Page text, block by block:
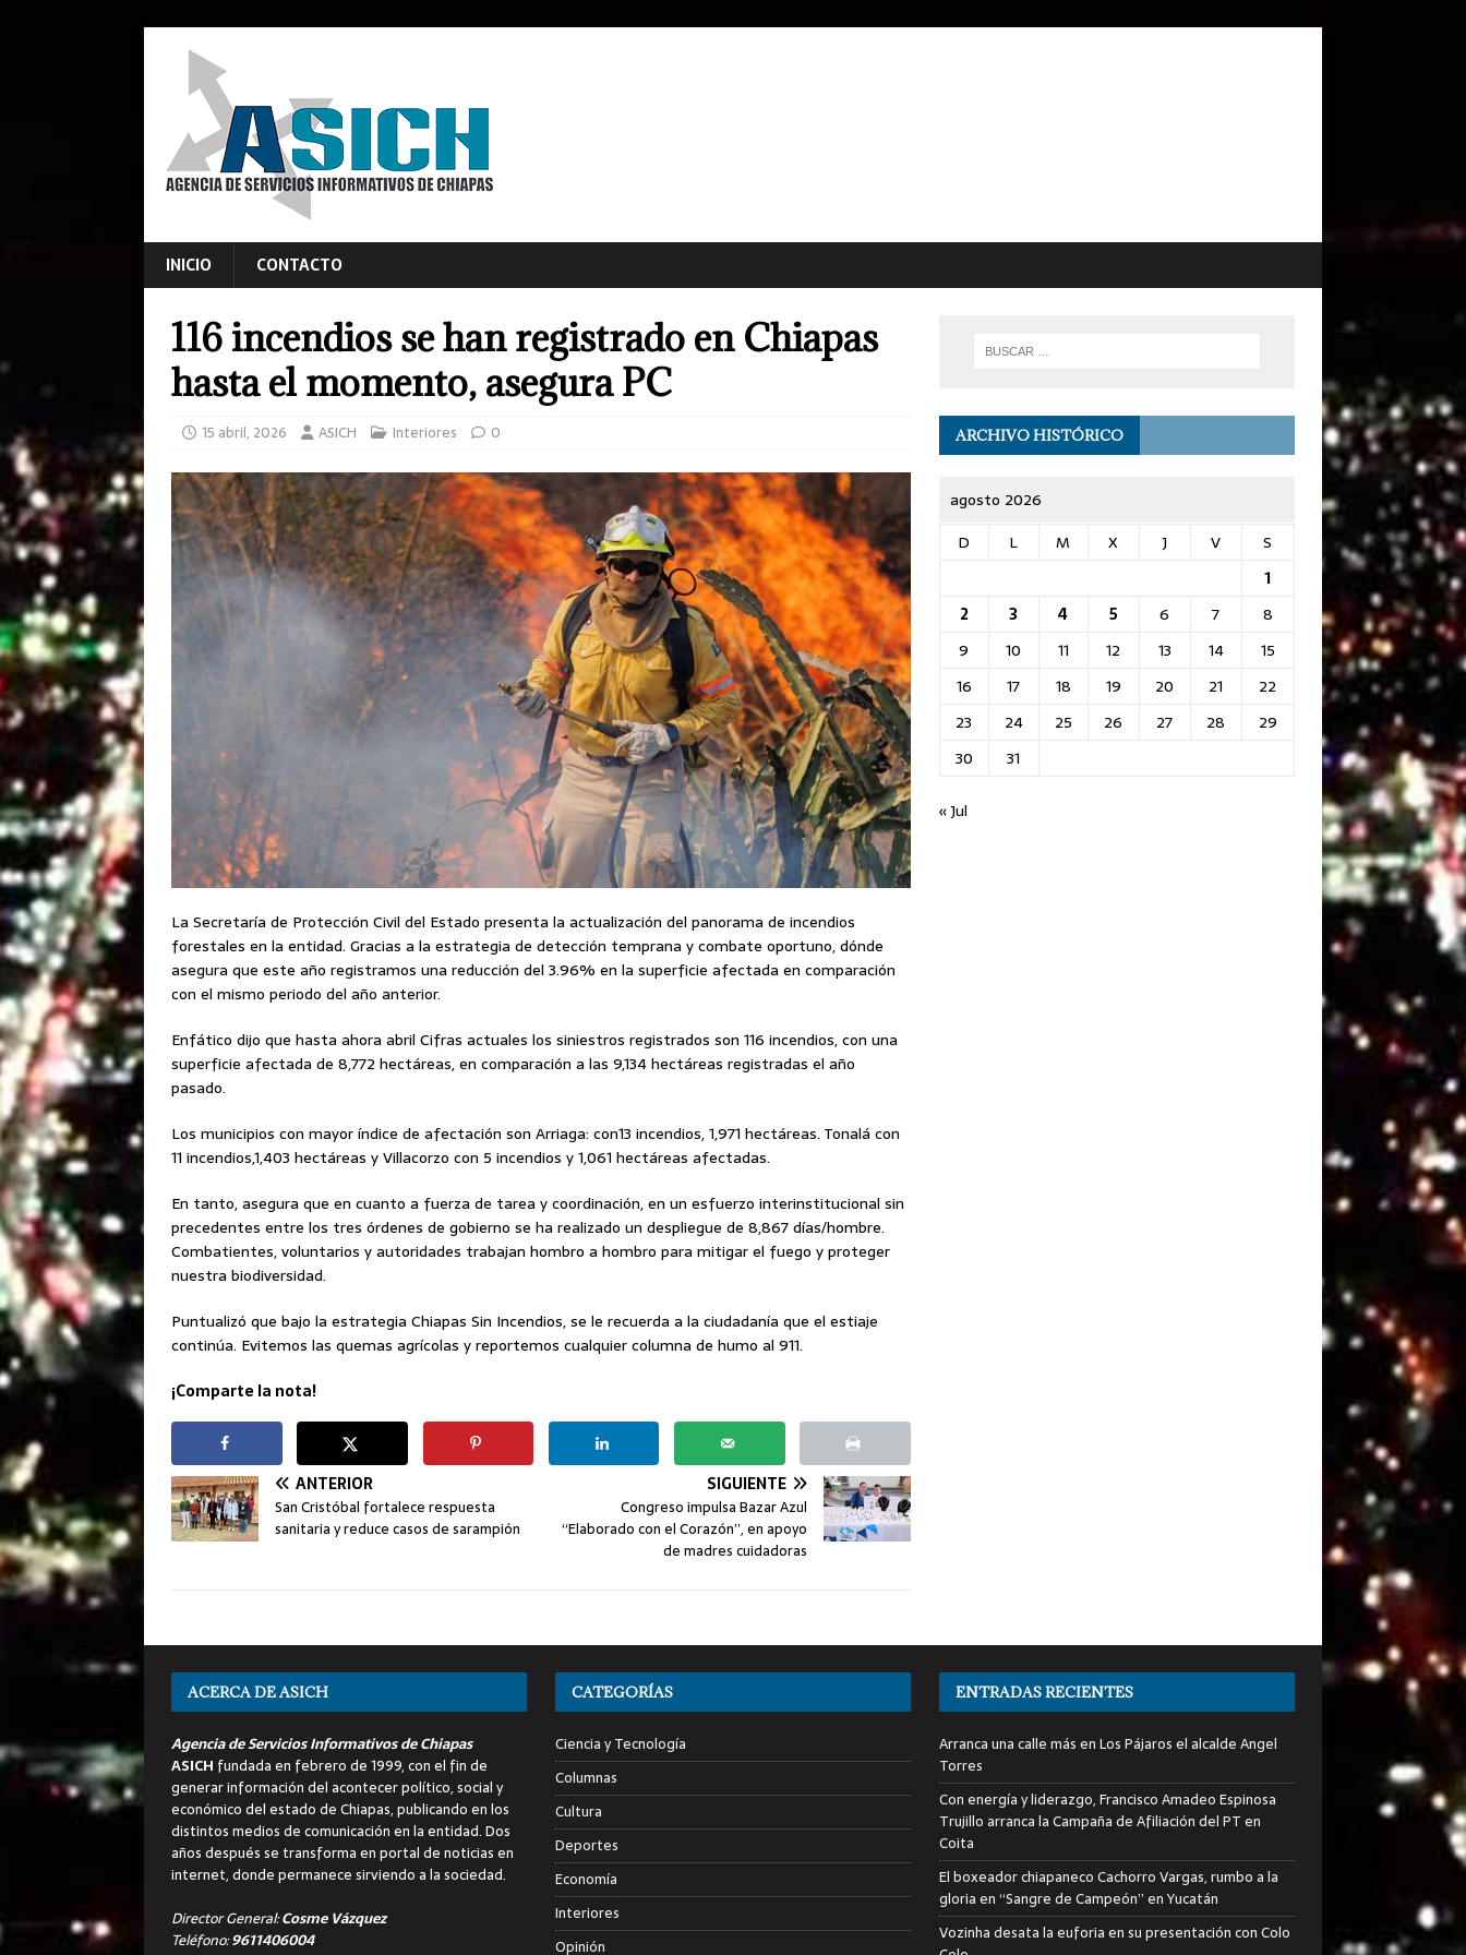
INICIO CONTACTO
116 incendios se han registrado en Chiapas
hasta el momento, asegura PC
15 abril, 2026 ASICH Interiores 0
La Secretaría de Protección Civil del Estado presenta la actualización del panorama de incendios
forestales en la entidad. Gracias a la estrategia de detección temprana y combate oportuno, dónde
asegura que este año registramos una reducción del 3.96% en la superficie afectada en comparación
con el mismo periodo del año anterior.
Enfático dijo que hasta ahora abril Cifras actuales los siniestros registrados son 116 incendios, con una
superficie afectada de 8,772 hectáreas, en comparación a las 9,134 hectáreas registradas el año
pasado.
Los municipios con mayor índice de afectación son Arriaga: con13 incendios, 1,971 hectáreas. Tonalá con
11 incendios,1,403 hectáreas y Villacorzo con 5 incendios y 1,061 hectáreas afectadas.
En tanto, asegura que en cuanto a fuerza de tarea y coordinación, en un esfuerzo interinstitucional sin
precedentes entre los tres órdenes de gobierno se ha realizado un despliegue de 8,867 días/hombre.
Combatientes, voluntarios y autoridades trabajan hombro a hombro para mitigar el fuego y proteger
nuestra biodiversidad.
Puntualizó que bajo la estrategia Chiapas Sin Incendios, se le recuerda a la ciudadanía que el estiaje
continúa. Evitemos las quemas agrícolas y reportemos cualquier columna de humo al 911.
¡Comparte la nota!
ANTERIOR
San Cristóbal fortalece respuesta
sanitaria y reduce casos de sarampión
SIGUIENTE
Congreso impulsa Bazar Azul
“Elaborado con el Corazón”, en apoyo
de madres cuidadoras
ARCHIVO HISTÓRICO
agosto 2026
D
L M X J V
S
1
2
3 4 5 6 7
8
9
10 11 12 13 14
15
16
17 18 19 20 21
22
23
24 25 26 27 28
29
30
31
« Jul
ACERCA DE ASICH
Agencia de Servicios Informativos de Chiapas
ASICH fundada en febrero de 1999, con el fin de
generar información del acontecer político, social y
económico del estado de Chiapas, publicando en los
distintos medios de comunicación en la entidad. Dos
años después se transforma en portal de noticias en
internet, donde permanece sirviendo a la sociedad.
Director General:Cosme Vázquez
Teléfono:9611406004
CATEGORÍAS
Ciencia y Tecnología
Columnas
Cultura
Deportes
Economía
Interiores
Opinión
ENTRADAS RECIENTES
Arranca una calle más en Los Pájaros el alcalde Angel
Torres
Con energía y liderazgo, Francisco Amadeo Espinosa
Trujillo arranca la Campaña de Afiliación del PT en
Coita
El boxeador chiapaneco Cachorro Vargas, rumbo a la
gloria en “Sangre de Campeón” en Yucatán
Vozinha desata la euforia en su presentación con Colo